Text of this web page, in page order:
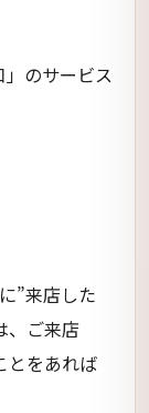
のサービス
”来店した
、ご来店
とをあれば